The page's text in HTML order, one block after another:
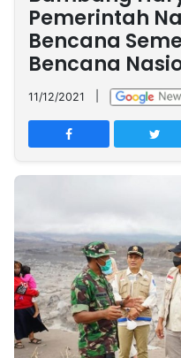
Nasional
International
Olahraga
Entertainment
Daerah
Pariwisata
Kuliner
Kolom
Network
PT
TREETAN
MULTIMEDIA
INDONESIA
Insight
NTB
Suara
Time
Lens
IDN
Daily
Jogja
Jalan
Rakyat
Idealita
News
Kita
Notice
Dinamikapost.com
Radar
Baru
Seedbacklink
Kabarbaru
Pemerintah
Bencana
Bencana
11/12/2021